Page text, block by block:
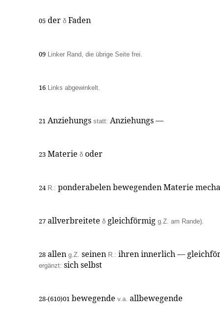
05 der δ Faden
09 Linker Rand, die übrige Seite frei.
16 Links abgewinkelt.
21 Anziehungs statt: Anziehungs —
23 Materie δ oder
24 R.: ponderabelen bewegenden Materie
27 allverbreitete δ gleichförmig g.Z. am Rande).
28 allen g.Z. seinen R.: ihren innerlich —
ergänzt: sich selbst
28-(610)01 bewegende v.a. allbewegende